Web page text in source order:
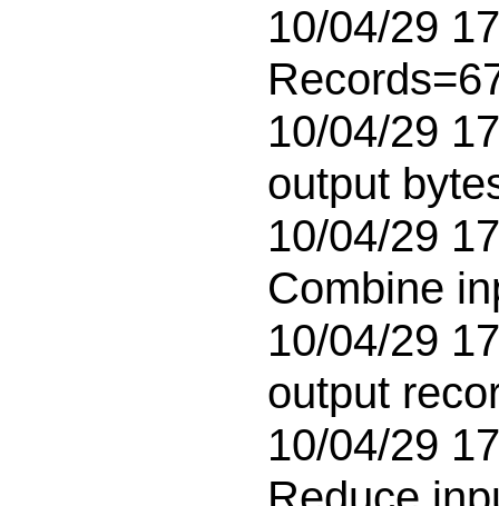
10/04/29
10/04/29
output
10/04/29
Combine
10/04/29
output
10/04/29